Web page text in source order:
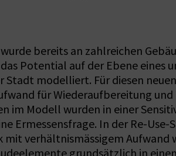
bereits an zahlreichen
Potential auf der Ebene eines
modelliert. Für diesen
für Wiederaufbereitung
im Modell wurden in einer
Ermessensfrage. In der Re-
verhältnismässigem